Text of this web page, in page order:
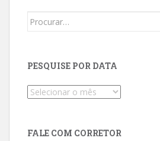
Search
PESQUISE POR DATA
Pesquise
FALE COM CORRETOR